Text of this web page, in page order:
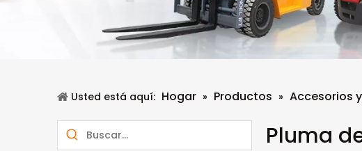
Usted está aquí: Hogar » Productos » Accesorios
Pluma